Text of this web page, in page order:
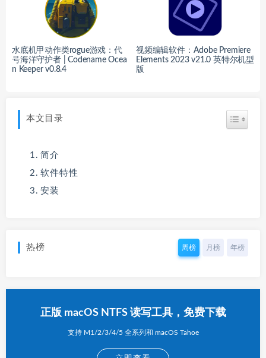
水底机甲动作类rogue游戏：代
号海洋守护者 | Codename Ocea
n Keeper v0.8.4
视频编辑软件：Adobe Premiere
Elements 2023 v21.0 英特尔机型
版
本文目录
简介
软件特性
安装
热榜 周榜 月榜 年榜
正版 macOS NTFS 读写工具，免费下载
支持 M1/2/3/4/5 全系列和 macOS Tahoe